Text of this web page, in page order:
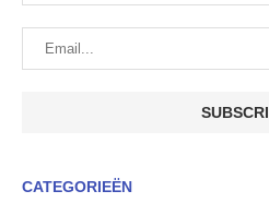
CATEGORIEËN